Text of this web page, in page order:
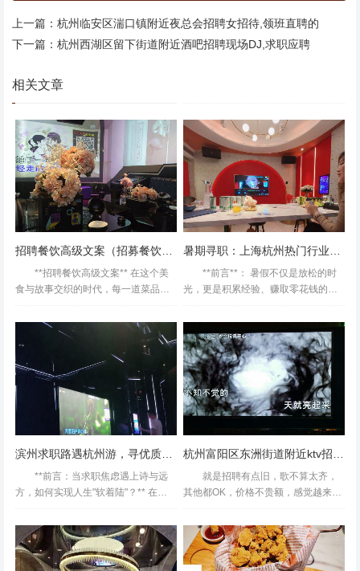
上一篇： 杭州临安区湍口镇附近夜总会招聘女招待,领班直聘的
下一篇： 杭州西湖区留下街道附近酒吧招聘现场DJ,求职应聘
相关文章
**招聘餐饮高级文案** 在这个美
食与故事交织的时代，每一道菜品背
正是那位能用文字编织味蕾传奇的魔
术师——我们诚挚邀请您加入我们的
餐饮大家庭，共同书写...
**前言**： 暑假不仅是放松的时
光，更是积累经验、赚取零花钱的黄
作的学生来说，如何高效规划时间、
选择适合的岗位，成为关键问题。本
文将结合两座城市的...
**前言：当求职焦虑遇上诗与远
方，如何实现人生"软着陆"？** 在快
于招聘会，有人为旅行规划攻略，还
有人因家庭需求寻找保姆服务。这...
就是招聘有点旧，歌不算太齐，
其他都OK，价格不贵额，感觉越来越
了四张团购券，不过也比现场直接来
招聘要便宜很多了，还是很划算的杭
州富阳区东洲街道附近ktv...